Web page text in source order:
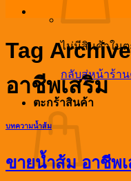
ไม่มีสินค้าในต
กลับสู่หน้าร้า
ตะกร้าสินค้า
Tag
อาชีพเสริม
บทความน้ำส้ม
ขายน้ำส้ม อาชีพ